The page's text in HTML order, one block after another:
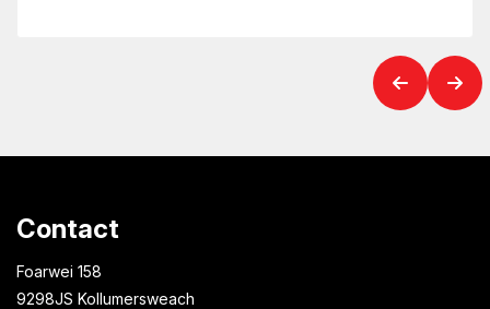
Contact
Foarwei 158
9298JS Kollumersweach